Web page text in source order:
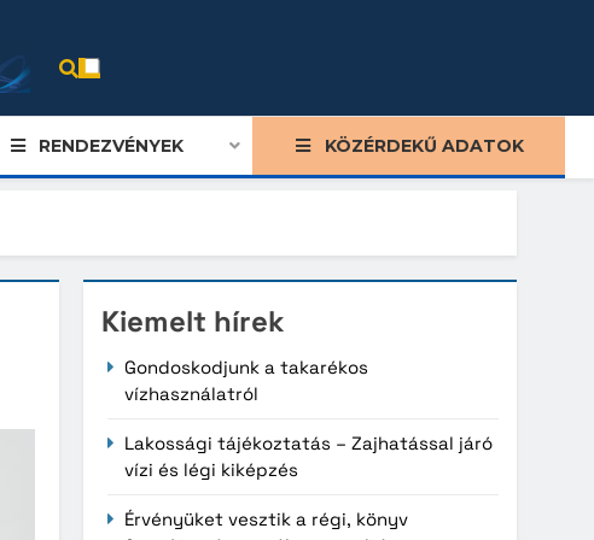
RENDEZVÉNYEK KÖZÉRDEKŰ ADATOK
Kiemelt hírek
Gondoskodjunk a takarékos
vízhasználatról
Lakossági tájékoztatás – Zajhatással járó
vízi és légi kiképzés
Érvényüket vesztik a régi, könyv